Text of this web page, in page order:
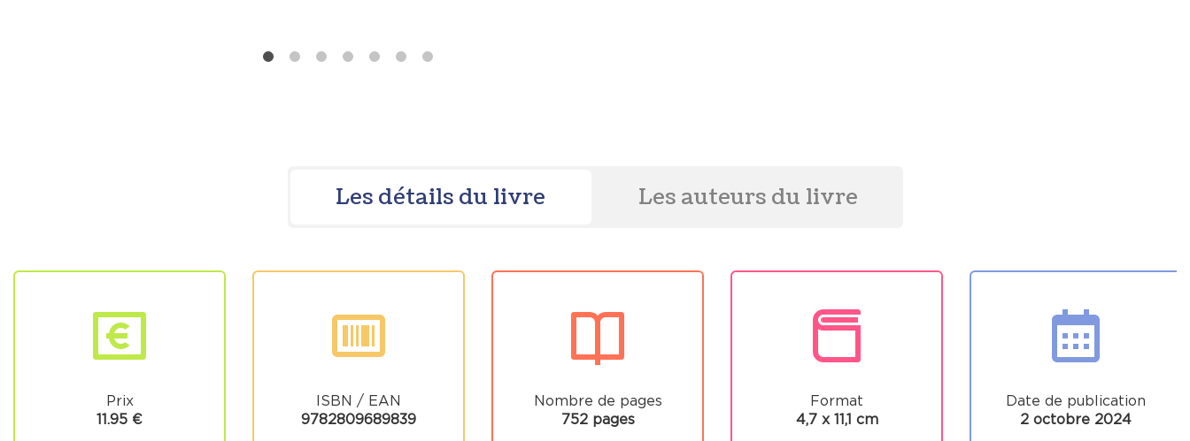
Les détails du livre Les auteurs du livre
Prix
11.95 €
ISBN / EAN
9782809689839
Nombre de pages
752 pages
Format
4,7 x 11,1 cm
Date de publication
2 octobre 2024